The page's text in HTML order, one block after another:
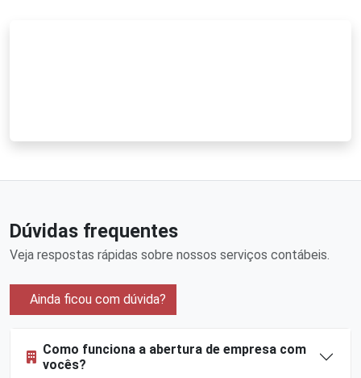
Dúvidas frequentes
Veja respostas rápidas sobre nossos serviços contábeis.
Ainda ficou com dúvida?
Como funciona a abertura de empresa com
vocês?